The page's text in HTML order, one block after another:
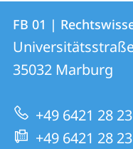
Kontakt
und
Informationen
zur
Website
FB
01
FB 01 |
35032 Marburg
+49 6421 28
+49 6421 28